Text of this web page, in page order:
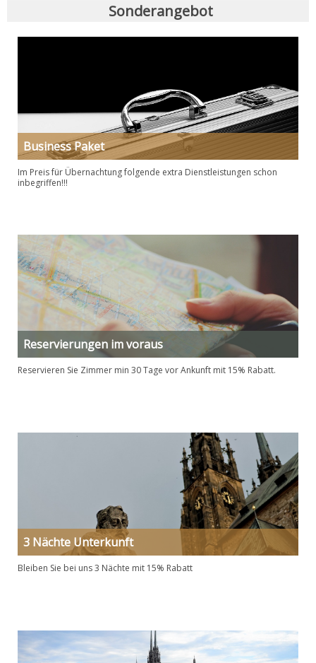
Sonderangebot
Business Paket
Im Preis für Übernachtung folgende extra Dienstleistungen schon
inbegriffen!!!
Reservierungen im voraus
Reservieren Sie Zimmer min 30 Tage vor Ankunft mit 15% Rabatt.
3 Nächte Unterkunft
Bleiben Sie bei uns 3 Nächte mit 15% Rabatt